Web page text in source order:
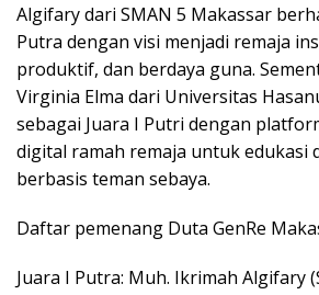
Algifary dari SMAN 5 Makassar
Putra dengan visi menjadi remaja
produktif, dan berdaya guna.
Virginia Elma dari Universitas
sebagai Juara I Putri dengan
digital ramah remaja untuk edukasi
berbasis teman sebaya.
Daftar pemenang Duta GenRe
Juara I Putra: Muh. Ikrimah Algifary